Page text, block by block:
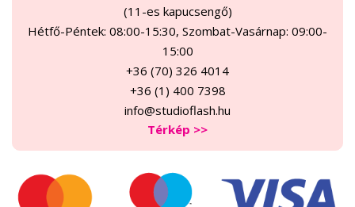
(11-es kapucsengő)
Hétfő-Péntek: 08:00-15:30, Szombat-Vasárnap: 09:00-
15:00
+36 (70) 326 4014
+36 (1) 400 7398
info@studioflash.hu
Térkép >>